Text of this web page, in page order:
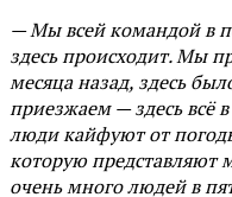
— Мы всей командой в
здесь происходит. Мы
месяца назад, здесь
приезжаем — здесь всё в
люди кайфуют от
которую представляют
очень много людей в